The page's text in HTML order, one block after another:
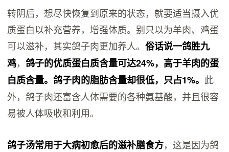
转阴后，想尽快恢复到原来的状态，就要适当摄入优
质蛋白以补充营养，增强体质。别只以为羊肉、鸡蛋
可以滋补，其实鸽子肉更加养人。俗话说一鸽胜九
鸡，鸽子的优质蛋白质含量可达24%，高于羊肉的蛋
白质含量。鸽子肉的脂肪含量却很低，只占1%。 此
外，鸽子肉还富含人体需要的各种氨基酸，并且很容
易被人体吸收和利用。
鸽子汤常用于大病初愈后的滋补膳食方，这是因为鸽